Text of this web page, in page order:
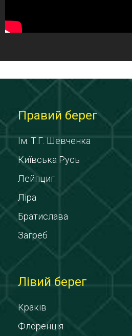
Правий берег
Ім. Т.Г. Шевченка
Київська Русь
Лейпциг
Ліра
Братислава
Загреб
Лівий берег
Краків
Флоренція